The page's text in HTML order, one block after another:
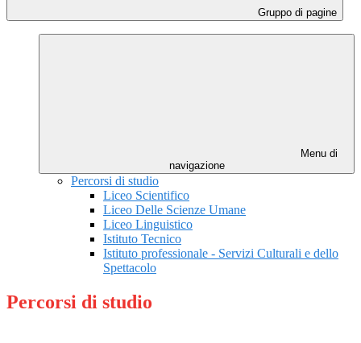
Gruppo di pagine
Menu di
navigazione
Percorsi di studio
Liceo Scientifico
Liceo Delle Scienze Umane
Liceo Linguistico
Istituto Tecnico
Istituto professionale - Servizi Culturali e dello
Spettacolo
Percorsi di studio